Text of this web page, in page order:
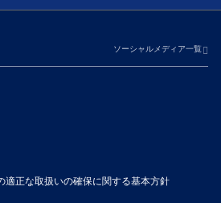
ソーシャルメディア一覧
適正な取扱いの確保に関する基本方針